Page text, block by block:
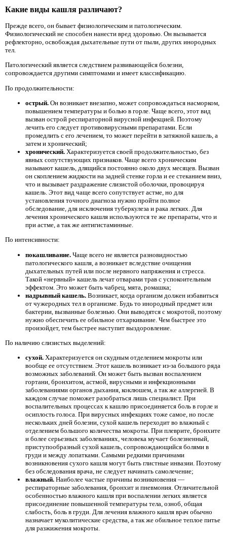
Какие виды кашля различают?
Прежде всего, он бывает физиологическим и патологическим.
Физиологический не способен нанести вред здоровью. Он вызывается
рефлекторно, освобождая дыхательные пути от пыли, других инородных
тел.
Патологический является следствием развивающейся болезни,
сопровождается другими симптомами и имеет классификацию.
По продолжительности:
острый. Он возникает внезапно, может сопровождаться насморком,
повышением температуры и болью в горле. Чаще всего, этот вид
вызван острой респираторной вирусной инфекцией. Поэтому
лечить его следует противовирусными препаратами. Если
промедлить с его лечением, то может перейти в затяжной кашель, а
затем и хронический;
хронический. Характеризуется своей продолжительностью, без
явных сопутствующих признаков. Чаще всего хроническим
называют кашель, длящийся постоянно около двух месяцев. Вызван
он скоплением жидкости на задней стенке горла и ее стеканием вниз,
что и вызывает раздражение слизистой оболочки, провоцируя
кашель. Этот вид чаще всего сопутствует астме, но для
установления точного диагноза нужно пройти полное
обследование, для исключения туберкулеза и рака легких. Для
лечения хронического кашля используются те же препараты, что и
при астме, а так же антигистаминные.
По интенсивности:
покашливание. Чаще всего не является разновидностью
патологического кашля, а возникает вследствие очищения
дыхательных путей или после нервного напряжения и стресса.
Такой «нервный» кашель лечат отварами трав с успокоительным
эффектом. Это может быть чабрец, мята, ромашка;
надрывный кашель. Возникает, когда организм должен избавиться
от чужеродных тел в организме. Будь то инородный предмет или
бактерии, вызванные болезнью. Они выводятся с мокротой, поэтому
нужно обеспечить ее обильное отхаркивание. Чем быстрее это
произойдет, тем быстрее наступит выздоровление.
По наличию слизистых выделений:
сухой. Характеризуется он скудным отделением мокроты или
вообще ее отсутствием. Этот кашель возникает из-за большого ряда
возможных заболеваний. Он может быть вызван воспалением
гортани, бронхитом, астмой, вирусными и инфекционными
заболеваниями органов дыхания, коклюшем, а так же аллергией. В
каждом случае поможет разобраться лишь специалист. При
воспалительных процессах к кашлю присоединяется боль в горле и
осиплость голоса. При вирусных инфекциях тоже самое, но после
нескольких дней болезни, сухой кашель переходит во влажный с
отделением большого количества мокроты. При плеврите, бронхите
и более серьезных заболеваниях, человека мучает болезненный,
приступообразный сухой кашель, сопровождающийся болями в
груди и между лопатками. Самыми редкими причинами
возникновения сухого кашля могут быть глистные инвазии. Поэтому
без обследования врача, не следует начинать самолечение;
влажный. Наиболее частые причины возникновения —
респираторные заболевания, бронхит и пневмония. Отличительной
особенностью влажного кашля при воспалении легких является
присоединение повышенной температуры тела, озноб, общая
слабость, боль в груди. Для лечения влажного кашля врач обычно
назначает муколитические средства, а так же обильное теплое питье
для разжижения мокроты.